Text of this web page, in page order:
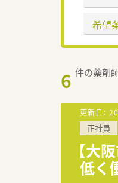
希望
6 件の薬剤
更新日：
正社員
【大
低く